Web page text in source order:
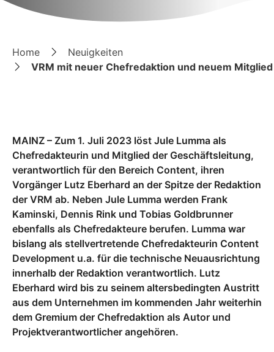
Home
Neuigkeiten
VRM mit neuer Chefredaktion und neuem
MAINZ – Zum 1. Juli 2023 löst Jule Lumma als
Chefredakteurin und Mitglied der Geschäftsleitung,
verantwortlich für den Bereich Content, ihren
Vorgänger Lutz Eberhard an der Spitze der Redaktion
der VRM ab. Neben Jule Lumma werden Frank
Kaminski, Dennis Rink und Tobias Goldbrunner
ebenfalls als Chefredakteure berufen. Lumma war
bislang als stellvertretende Chefredakteurin Content
Development u.a. für die technische Neuausrichtung
innerhalb der Redaktion verantwortlich. Lutz
Eberhard wird bis zu seinem altersbedingten Austritt
aus dem Unternehmen im kommenden Jahr weiterhin
dem Gremium der Chefredaktion als Autor und
Projektverantwortlicher angehören.